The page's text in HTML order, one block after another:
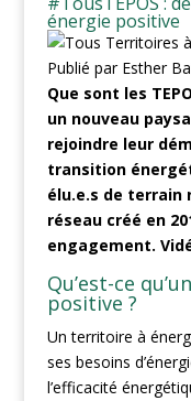
énergie positive
Publié par Esther
Que sont les
un nouveau
rejoindre leur
transition
élu.e.s de terrain
réseau créé en
engagement.
Qu’est-ce
positive ?
Un territoire à
ses besoins
l’efficacité